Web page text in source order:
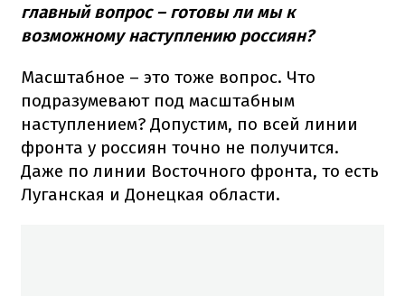
главный вопрос – готовы ли мы к
возможному наступлению россиян?
Масштабное – это тоже вопрос. Что
подразумевают под масштабным
наступлением? Допустим, по всей линии
фронта у россиян точно не получится.
Даже по линии Восточного фронта, то есть
Луганская и Донецкая области.